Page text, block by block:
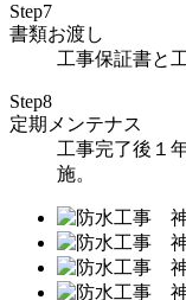
Step7
書類お渡し
工事保証書と
Step8
定期メンテナス
工事完了後１
施。